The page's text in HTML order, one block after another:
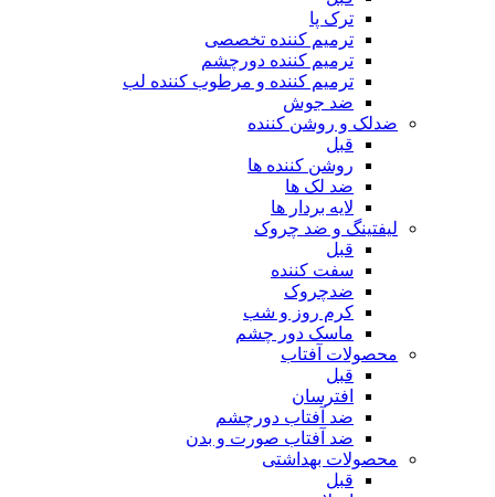
ترک پا
ترمیم کننده تخصصی
ترمیم کننده دورچشم
ترمیم کننده و مرطوب کننده لب
ضد جوش
ضدلک و روشن کننده
قبل
روشن کننده ها
ضد لک ها
لایه بردار ها
لیفتینگ و ضد چروک
قبل
سفت کننده
ضدچروک
کرم روز و شب
ماسک دور چشم
محصولات آفتاب
قبل
افترسان
ضد آفتاب دورچشم
ضد آفتاب صورت و بدن
محصولات بهداشتی
قبل